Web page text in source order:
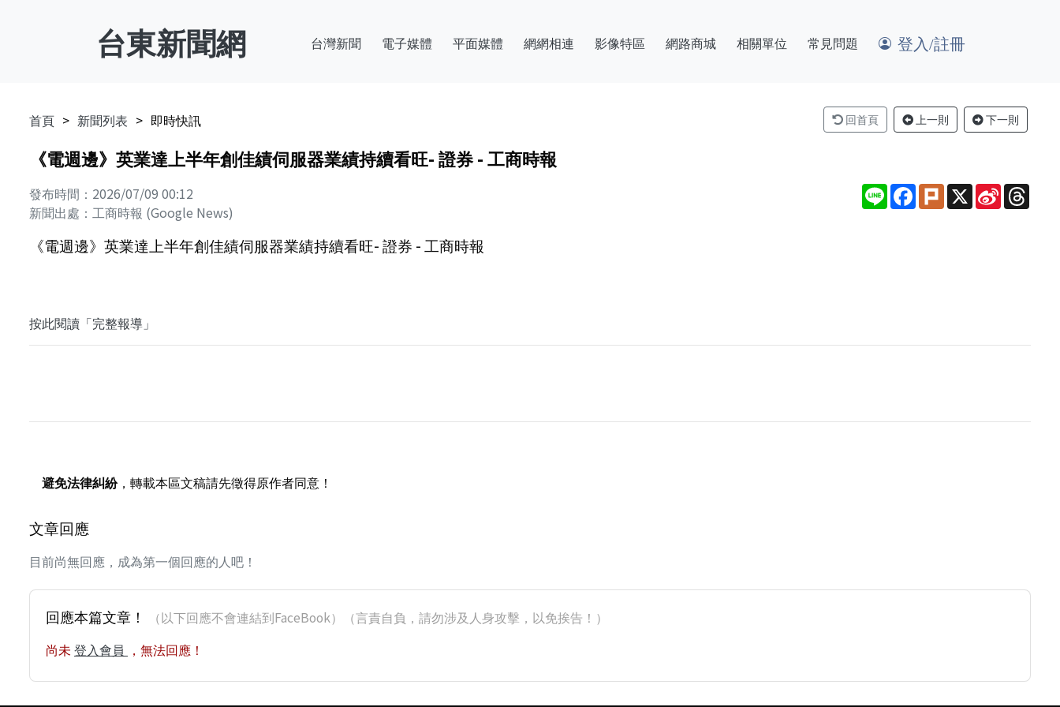
台東新聞網 台灣新聞 電子媒體 平面媒體 網網相連 影像特區 網路商城 相關單位 常見問題 登入/註冊
首頁 新聞列表 即時快訊 回首頁 上一則 下一則
《電週邊》英業達上半年創佳績伺服器業績持續看旺- 證券 - 工商時報
發布時間：2026/07/09 00:12
新聞出處：工商時報 (Google News)
Line Facebook
PlurkX Sina
Weibo
《電週邊》英業達上半年創佳績伺服器業績持續看旺- 證券 - 工商時報
按此閱讀「完整報導」
避免法律糾紛，轉載本區文稿請先徵得原作者同意！
文章回應
目前尚無回應，成為第一個回應的人吧！
回應本篇文章！ （以下回應不會連結到FaceBook）（言責自負，請勿涉及人身攻擊，以免挨告！）
尚未 登入會員 ，無法回應！